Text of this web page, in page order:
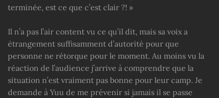
terminée, est ce que c’est clair ?! »
Il n’a pas l’air content vu ce qu’il dit, mais sa voix a
étrangement suffisamment d’autorité pour que
personne ne rétorque pour le moment. Au moins vu la
réaction de l’audience j’arrive à comprendre que la
situation n’est vraiment pas bonne pour leur camp. Je
demande à Yuu de me prévenir si jamais il se passe